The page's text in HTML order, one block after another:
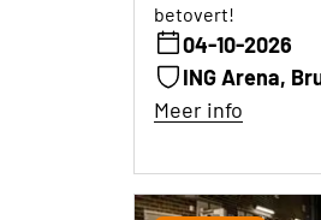
betovert!
04-10-2026
ING Arena,
Meer info